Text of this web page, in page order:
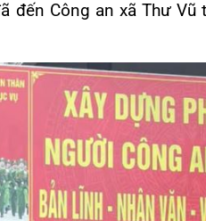
đến Công an xã Thư